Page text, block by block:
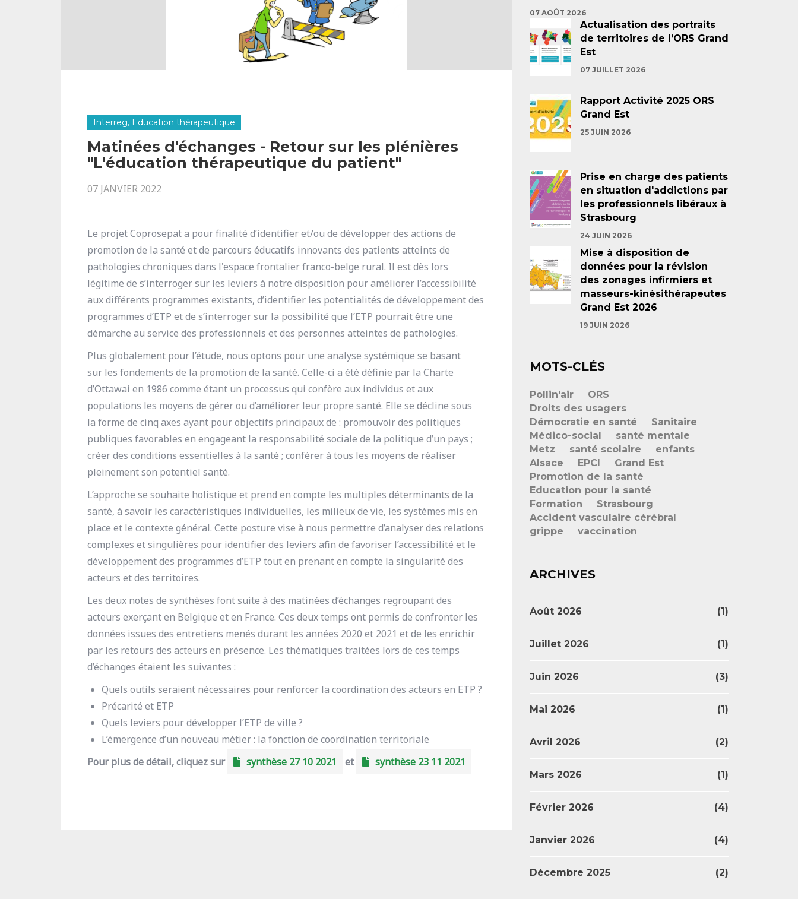
Interreg, Education thérapeutique
Matinées d'échanges - Retour sur les plénières
"L'éducation thérapeutique du patient"
07 JANVIER 2022
Le projet Coprosepat a pour finalité d’identifier et/ou de développer des actions de
promotion de la santé et de parcours éducatifs innovants des patients atteints de
pathologies chroniques dans l'espace frontalier franco-belge rural. Il est dès lors
légitime de s’interroger sur les leviers à notre disposition pour améliorer l’accessibilité
aux différents programmes existants, d’identifier les potentialités de développement des
programmes d’ETP et de s’interroger sur la possibilité que l’ETP pourrait être une
démarche au service des professionnels et des personnes atteintes de pathologies.
Plus globalement pour l’étude, nous optons pour une analyse systémique se basant
sur les fondements de la promotion de la santé. Celle-ci a été définie par la Charte
d’Ottawai en 1986 comme étant un processus qui confère aux individus et aux
populations les moyens de gérer ou d’améliorer leur propre santé. Elle se décline sous
la forme de cinq axes ayant pour objectifs principaux de : promouvoir des politiques
publiques favorables en engageant la responsabilité sociale de la politique d’un pays ;
créer des conditions essentielles à la santé ; conférer à tous les moyens de réaliser
pleinement son potentiel santé.
L’approche se souhaite holistique et prend en compte les multiples déterminants de la
santé, à savoir les caractéristiques individuelles, les milieux de vie, les systèmes mis en
place et le contexte général. Cette posture vise à nous permettre d’analyser des relations
complexes et singulières pour identifier des leviers afin de favoriser l’accessibilité et le
développement des programmes d’ETP tout en prenant en compte la singularité des
acteurs et des territoires.
Les deux notes de synthèses font suite à des matinées d’échanges regroupant des
acteurs exerçant en Belgique et en France. Ces deux temps ont permis de confronter les
données issues des entretiens menés durant les années 2020 et 2021 et de les enrichir
par les retours des acteurs en présence. Les thématiques traitées lors de ces temps
d’échanges étaient les suivantes :
Quels outils seraient nécessaires pour renforcer la coordination des acteurs en ETP ?
Précarité et ETP
Quels leviers pour développer l’ETP de ville ?
L’émergence d’un nouveau métier : la fonction de coordination territoriale
Pour plus de détail, cliquez sur
synthèse 27 10 2021 et synthèse 23 11 2021
07 AOÛT 2026
Actualisation des portraits
de territoires de l’ORS Grand
Est
07 JUILLET 2026
Rapport Activité 2025 ORS
Grand Est
25 JUIN 2026
Prise en charge des patients
en situation d'addictions par
les professionnels libéraux à
Strasbourg
24 JUIN 2026
Mise à disposition de
données pour la révision
des zonages infirmiers et
masseurs-kinésithérapeutes
Grand Est 2026
19 JUIN 2026
MOTS-CLÉS
Pollin'air
ORS
Droits des usagers
Démocratie en santé
Sanitaire
Médico-social
santé mentale
Metz
santé scolaire
enfants
Alsace
EPCI
Grand Est
Promotion de la santé
Education pour la santé
Formation
Strasbourg
Accident vasculaire cérébral
grippe
vaccination
ARCHIVES
Août 2026 (1)
Juillet 2026 (1)
Juin 2026 (3)
Mai 2026 (1)
Avril 2026 (2)
Mars 2026 (1)
Février 2026 (4)
Janvier 2026 (4)
Décembre 2025 (2)